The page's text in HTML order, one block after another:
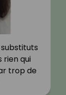
substituts
rien qui
trop de